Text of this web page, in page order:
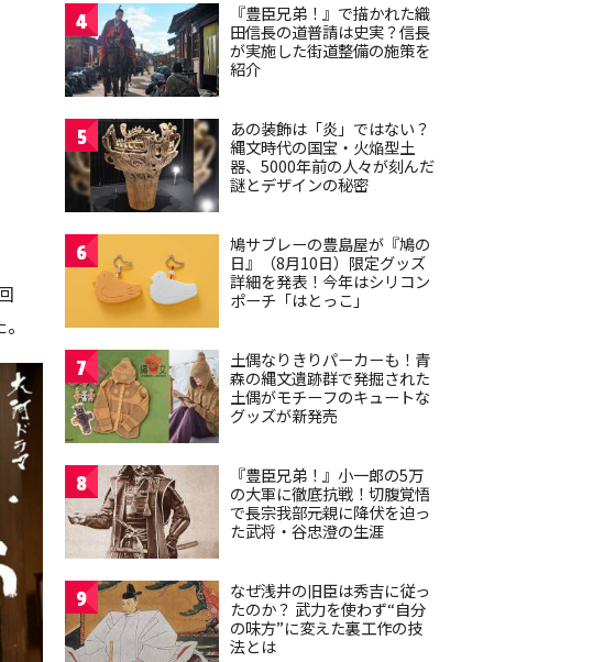
4
『豊臣兄弟！』で描かれた織
田信長の道普請は史実？信長
が実施した街道整備の施策を
紹介
5
あの装飾は「炎」ではない？
縄文時代の国宝・火焔型土
器、5000年前の人々が刻んだ
謎とデザインの秘密
6
鳩サブレーの豊島屋が『鳩の
日』（8月10日）限定グッズ
詳細を発表！今年はシリコン
ポーチ「はとっこ」
7
土偶なりきりパーカーも！青
森の縄文遺跡群で発掘された
土偶がモチーフのキュートな
グッズが新発売
8
『豊臣兄弟！』小一郎の5万
の大軍に徹底抗戦！切腹覚悟
で長宗我部元親に降伏を迫っ
た武将・谷忠澄の生涯
9
なぜ浅井の旧臣は秀吉に従っ
たのか？ 武力を使わず“自分
の味方”に変えた裏工作の技
法とは